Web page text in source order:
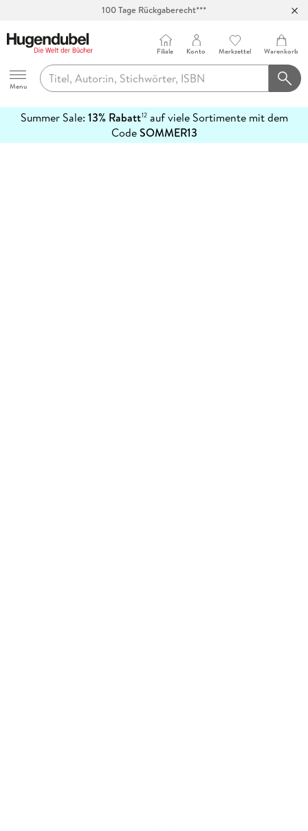
100 Tage Rückgaberecht***
Hugendubel
Menu
Filiale Konto Merkzettel Warenkorb
Summer Sale: 13% Rabatt12auf viele Sortimente mit dem
CodeSOMMER13
erfahren